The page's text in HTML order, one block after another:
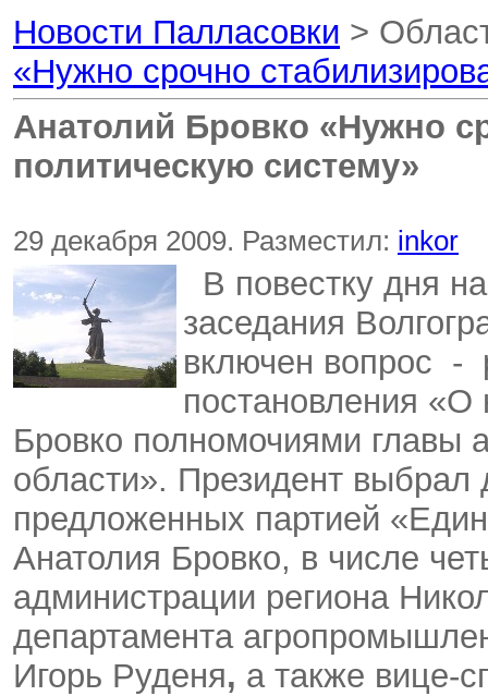
Новости Палласовки >
«Нужно срочно
Анатолий Бровко «Нужно
политическую систему»
29 декабря 2009. Разместил: inkor
В повестку дня
заседания
включен вопрос -
постановления «О
Бровко полномочиями главы
области». Президент выбрал
предложенных партией
Анатолия Бровко, в числе
администрации региона
департамента
Игорь Руденя, а также вице-